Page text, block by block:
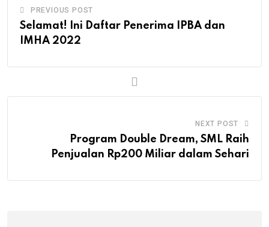
PREVIOUS POST
Selamat! Ini Daftar Penerima IPBA dan
IMHA 2022
NEXT POST
Program Double Dream, SML Raih
Penjualan Rp200 Miliar dalam Sehari